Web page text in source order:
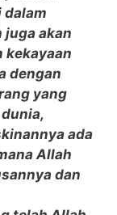
dalam
juga akan
kekayaan
dengan
yang
ada
Allah
dan